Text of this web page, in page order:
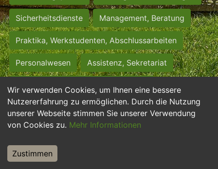
Wir verwenden Cookies, um Ihnen eine bessere
Nutzererfahrung zu ermöglichen. Durch die Nutzung
unserer Webseite stimmen Sie unserer Verwendung
von Cookies zu. Mehr Informationen
Zustimmen
Sicherheitsdienste Management, Beratung
Praktika, Werkstudenten, Abschlussarbeiten
Personalwesen Assistenz, Sekretariat
Hilfskräfte, Aushilfs- und Nebenjobs
Einkauf, Logistik, Materialwirtschaft
Weiterbildung, Studium, duale Ausbildung
Tourismus